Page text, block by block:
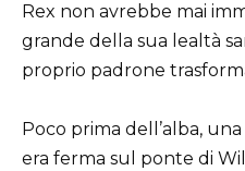
Rex non avrebbe mai
grande della sua lealtà
proprio padrone
Poco prima dell’alba,
era ferma sul ponte di